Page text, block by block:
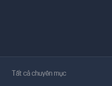
Tất cả chuyên mục